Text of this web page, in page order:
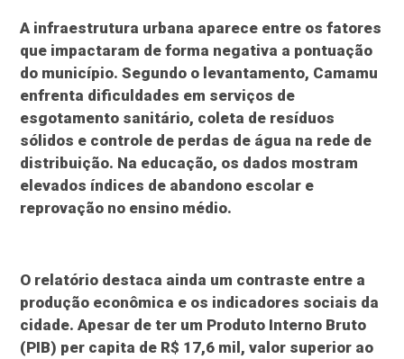
A infraestrutura urbana aparece entre os fatores
que impactaram de forma negativa a pontuação
do município. Segundo o levantamento, Camamu
enfrenta dificuldades em serviços de
esgotamento sanitário, coleta de resíduos
sólidos e controle de perdas de água na rede de
distribuição. Na educação, os dados mostram
elevados índices de abandono escolar e
reprovação no ensino médio.
O relatório destaca ainda um contraste entre a
produção econômica e os indicadores sociais da
cidade. Apesar de ter um Produto Interno Bruto
(PIB) per capita de R$ 17,6 mil, valor superior ao